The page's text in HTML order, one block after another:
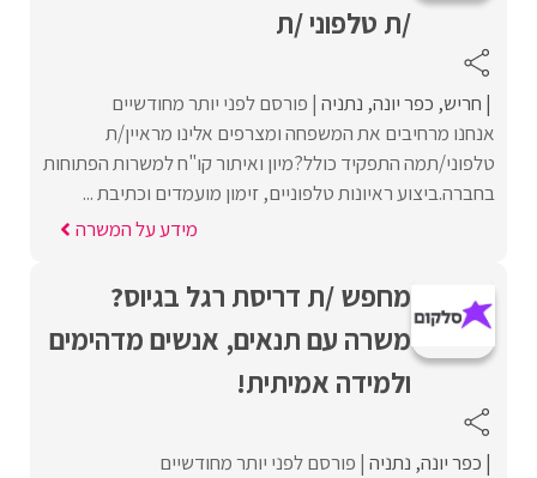
/ת טלפוני /ת
חריש כפר יונה נתניה פורסם לפני יותר מחודשיים
אנחנו מרחיבים את המשפחה ומצרפים אלינו מראיין/ת
טלפוני/תמה התפקיד כולל?מיון ואיתור קו"ח למשרות הפתוחות
בחברה.ביצוע ראיונות טלפוניים, זימון מועמדים וכתיבת ...
מידע על המשרה
מחפש /ת דריסת רגל בגיוס?
משרה עם תנאים, אנשים מדהימים
ולמידה אמיתית!
כפר יונה נתניה פורסם לפני יותר מחודשיים